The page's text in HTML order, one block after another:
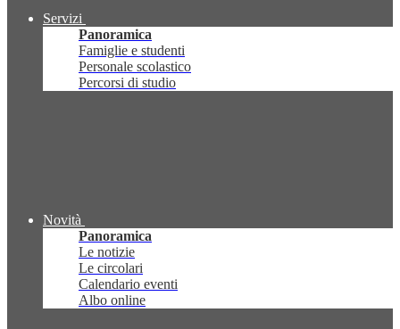
Servizi
Panoramica
Famiglie e studenti
Personale scolastico
Percorsi di studio
Novità
Panoramica
Le notizie
Le circolari
Calendario eventi
Albo online